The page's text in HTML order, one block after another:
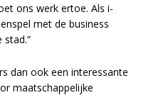
ons werk ertoe. Als i-
met de business
dan ook een interessante
maatschappelijke